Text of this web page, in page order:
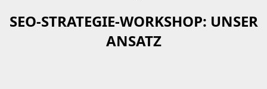
SEO-STRATEGIE-WORKSHOP: UNSER
ANSATZ